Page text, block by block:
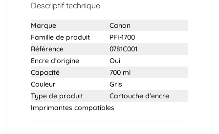
Descriptif technique
Marque
Canon
Famille de produit
PFI-1700
Référence
0781C001
Encre d'origine
Oui
Capacité
700 ml
Couleur
Gris
Type de produit
Cartouche d'encre
Imprimantes compatibles